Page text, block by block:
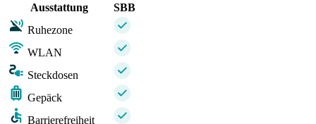
Ausstattung
SBB
Ruhezone
WLAN
Steckdosen
Gepäck
Barrierefreiheit